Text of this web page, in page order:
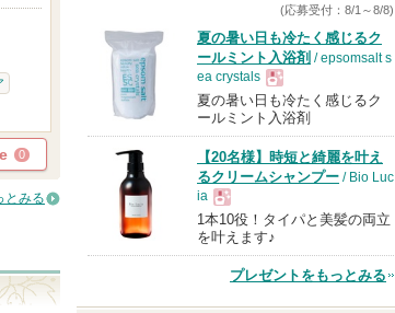
0
とみる
(応募受付：8/1～8/8)
夏の暑い日も冷たく感じるク
ールミント入浴剤 / epsomsalt s
ea crystals
現
品
夏の暑い日も冷たく感じるク
ールミント入浴剤
【20名様】時短と綺麗を叶え
るクリームシャンプー / Bio Luc
ia
現
1本10役！タイパと美髪の両立
を叶えます♪
プレゼントをもっとみる